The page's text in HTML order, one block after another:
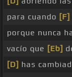
para cuando [F]
porque nunca
vacío que [Eb]
[D] has